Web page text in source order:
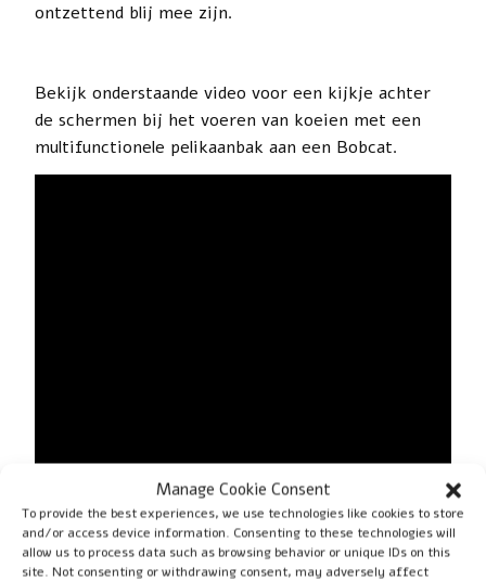
Manage Cookie Consent
To provide the best experiences, we use technologies like cookies to store
and/or access device information. Consenting to these technologies will
allow us to process data such as browsing behavior or unique IDs on this
site. Not consenting or withdrawing consent, may adversely affect
ontzettend blij mee zijn.
Bekijk onderstaande video voor een kijkje achter
de schermen bij het voeren van koeien met een
multifunctionele pelikaanbak aan een Bobcat.